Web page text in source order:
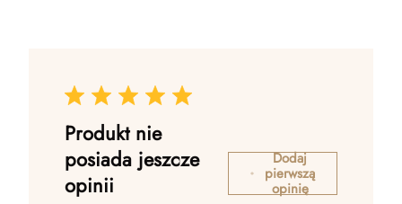
Produkt nie
posiada jeszcze
opinii
Dodaj
pierwszą
opinię